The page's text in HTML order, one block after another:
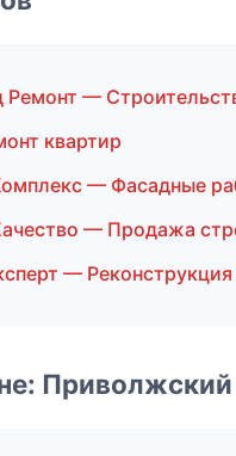
Ремонт —
квартир
— Фасадные
— Продажа
— Реконструкция